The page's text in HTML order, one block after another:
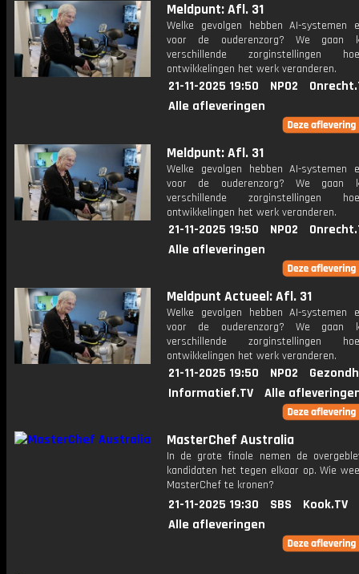
Meldpunt: Afl. 31
Welke gevolgen hebben AI-systemen
voor de ouderenzorg? We gaan
verschillende zorginstellingen
ontwikkelingen het werk veranderen.
21-11-2025 19:50 NPO2
Alle afleveringen
Meldpunt: Afl. 31
Welke gevolgen hebben AI-systemen
voor de ouderenzorg? We gaan
verschillende zorginstellingen
ontwikkelingen het werk veranderen.
21-11-2025 19:50 NPO2
Alle afleveringen
Meldpunt Actueel: Afl. 31
Welke gevolgen hebben AI-systemen
voor de ouderenzorg? We gaan
verschillende zorginstellingen
ontwikkelingen het werk veranderen.
21-11-2025 19:50 NPO2
Informatief.TV
Alle
MasterChef Australia
In de grote finale nemen de
kandidaten het tegen elkaar op. Wie
MasterChef te kronen?
21-11-2025 19:30 SBS
Kook.TV
Alle afleveringen